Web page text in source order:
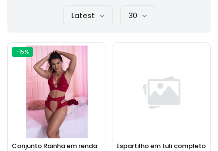
Latest 30
-15%
Conjunto Rainha em renda Espartilho em tuli completo